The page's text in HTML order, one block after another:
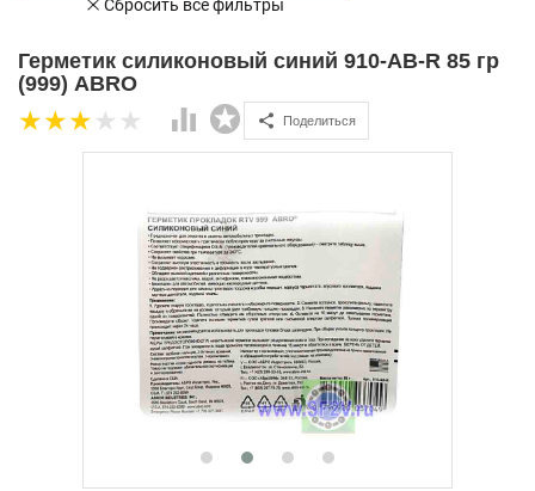
Герметик силиконовый синий 910-AB-R 85 гр
(999) ABRO
Поделиться